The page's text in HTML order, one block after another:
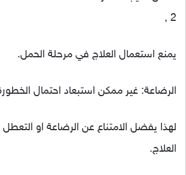
2 ,
يمنع استعمال العلاج في مرحلة الحمل.
الرضاعة: غير ممكن استبعاد احتمال
لهذا يفضل الامتناع عن الرضاعة او
العلاج.